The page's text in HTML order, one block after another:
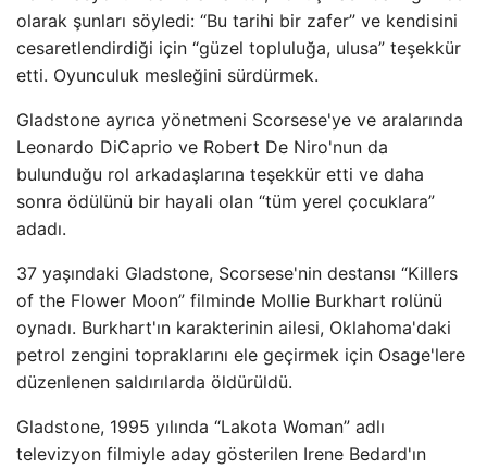
olarak şunları söyledi: “Bu tarihi bir zafer” ve kendisini
cesaretlendirdiği için “güzel topluluğa, ulusa” teşekkür
etti. Oyunculuk mesleğini sürdürmek.
Gladstone ayrıca yönetmeni Scorsese'ye ve aralarında
Leonardo DiCaprio ve Robert De Niro'nun da
bulunduğu rol arkadaşlarına teşekkür etti ve daha
sonra ödülünü bir hayali olan “tüm yerel çocuklara”
adadı.
37 yaşındaki Gladstone, Scorsese'nin destansı “Killers
of the Flower Moon” filminde Mollie Burkhart rolünü
oynadı. Burkhart'ın karakterinin ailesi, Oklahoma'daki
petrol zengini topraklarını ele geçirmek için Osage'lere
düzenlenen saldırılarda öldürüldü.
Gladstone, 1995 yılında “Lakota Woman” adlı
televizyon filmiyle aday gösterilen Irene Bedard'ın